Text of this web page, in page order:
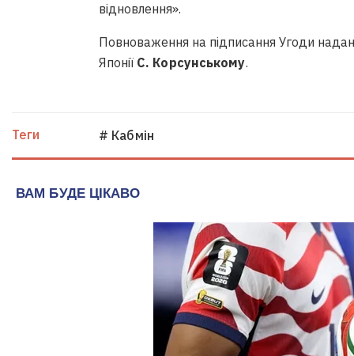
відновлення».
Повноваження на підписання Угоди
Японії С. Корсунському.
Теги # Кабмін